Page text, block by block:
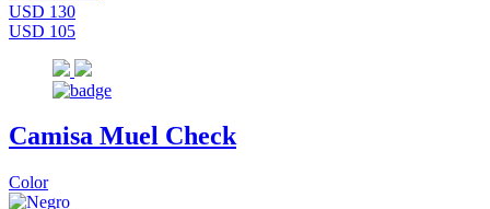
USD 130
USD 105
Camisa Muel Check
Color